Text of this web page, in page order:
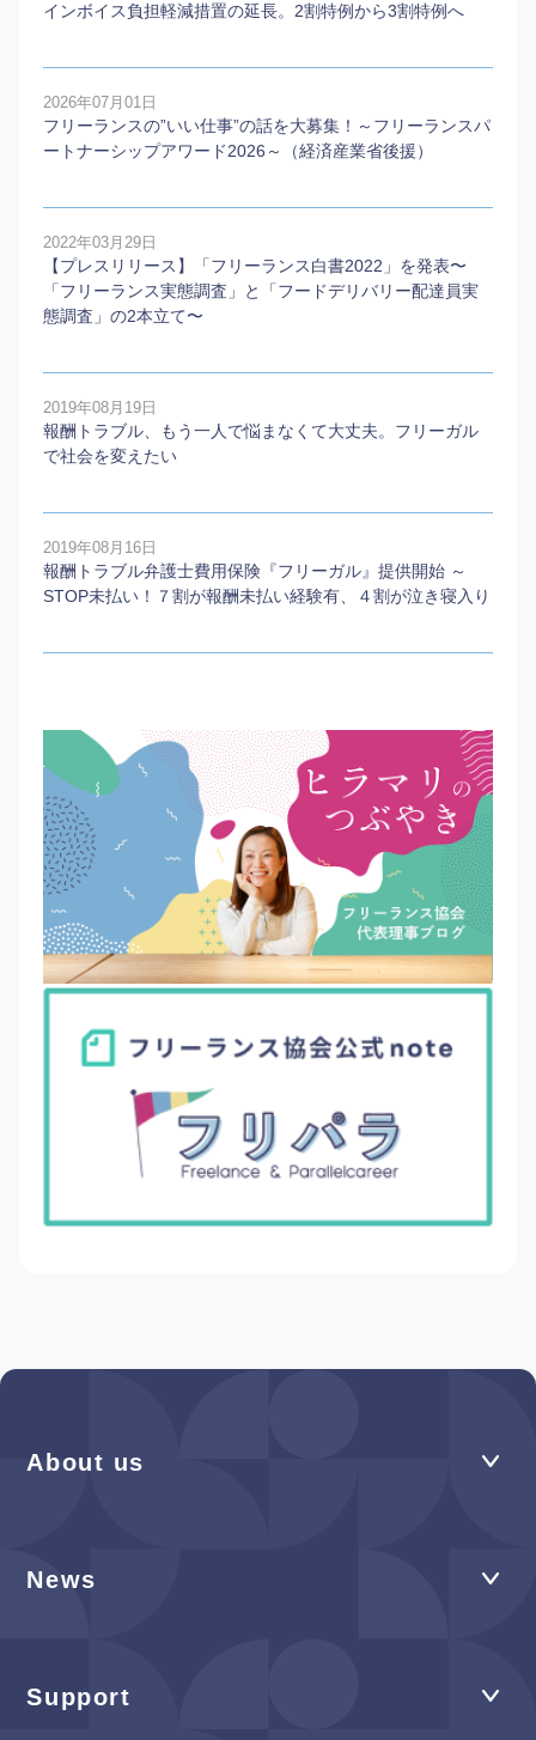
インボイス負担軽減措置の延長。2割特例から3割特例へ
2026年07月01日
フリーランスの”いい仕事”の話を大募集！～フリーランスパ
ートナーシップアワード2026～（経済産業省後援）
2022年03月29日
【プレスリリース】「フリーランス白書2022」を発表〜
「フリーランス実態調査」と「フードデリバリー配達員実
態調査」の2本⽴て〜
2019年08月19日
報酬トラブル、もう一人で悩まなくて大丈夫。フリーガル
で社会を変えたい
2019年08月16日
報酬トラブル弁護士費用保険『フリーガル』提供開始 ～
STOP未払い！７割が報酬未払い経験有、４割が泣き寝入り
About us
News
Support